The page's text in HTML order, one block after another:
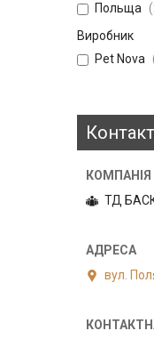
Польща
Виробник
Pet Nova
ТД
вул.